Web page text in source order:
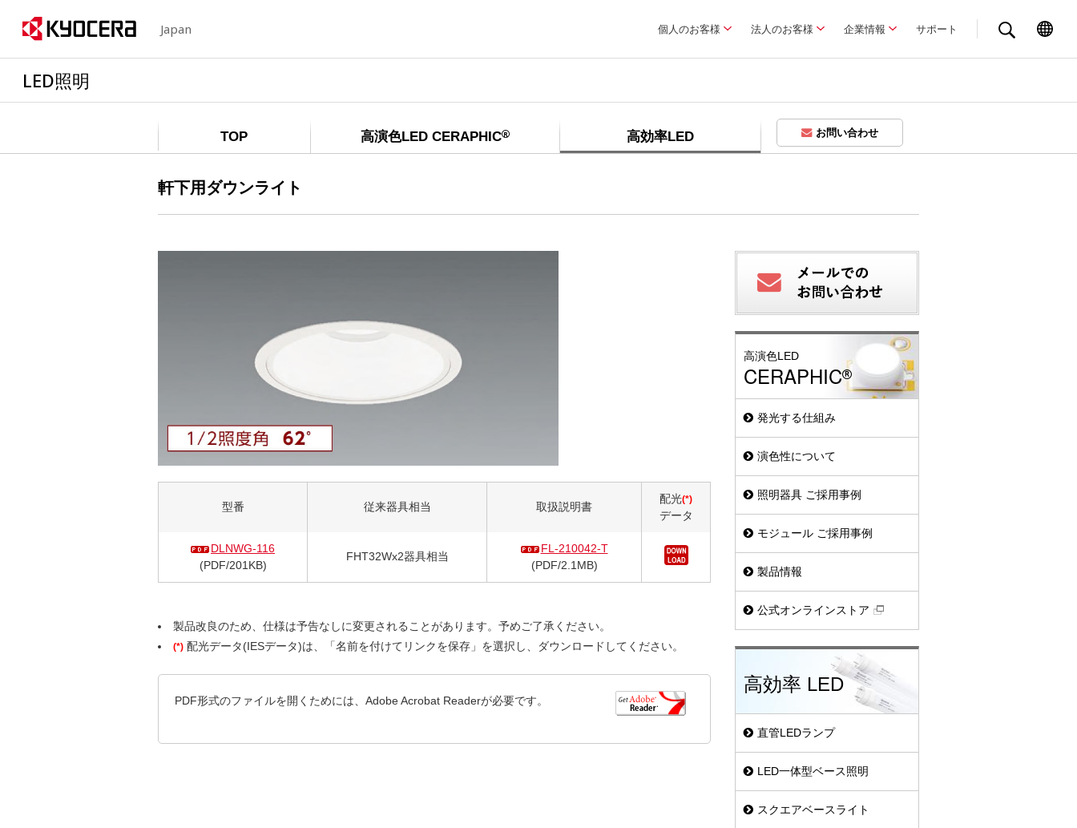
Japan 個人のお客様 法人のお客様 企業情報 サポート
LED照明
TOP 高演色LED CERAPHIC 高効率LED お問い合わせ
軒下用ダウンライト
型番 従来器具相当 取扱説明書
配光(*)
データ
DLNWG-116
(PDF/201KB)
FHT32Wx2器具相当
FL-210042-T
(PDF/2.1MB)
製品改良のため、仕様は予告なしに変更されることがあります。予めご了承ください。
(*) 配光データ(IESデータ)は、「名前を付けてリンクを保存」を選択し、ダウンロードしてください。
PDF形式のファイルを開くためには、Adobe Acrobat Readerが必要です。
高演色LED
CERAPHIC
発光する仕組み
演色性について
照明器具 ご採用事例
美術館・博物館向け高演色LED
照明
アクアリウム用LED照明
モジュール ご採用事例
製品情報
直管LEDランプ
スクエアベースライト
スポットライト
間接照明
高天井照明
公式オンラインストア
高効率 LED
直管LEDランプ
LED一体型ベース照明
スクエアベースライト